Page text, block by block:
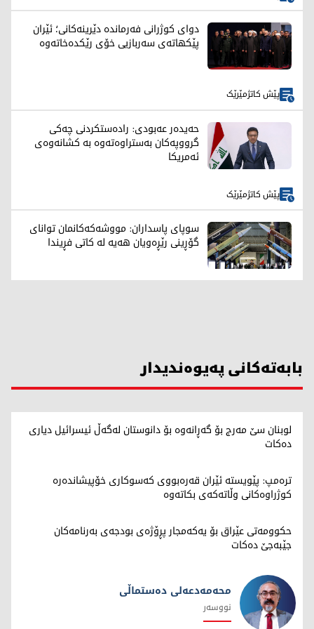
دوای کوژرانی فەرماندە دێرینەکانی؛ ئێران
پێکهاتەی سەربازیی خۆی رێکدەخاتەوە
پێش کاتژمێرێک
حەیدەر عەبودی: رادەستکردنی چەکی
گرووپەکان بەستراوەتەوە بە کشانەوەی
ئەمریکا
پێش کاتژمێرێک
سوپای پاسداران: مووشەکەکانمان توانای
گۆڕینی رێڕەویان هەیە لە کاتی فڕیندا
بابەتەکانی پەیوەندیدار
لوبنان سێ مەرج بۆ گەڕانەوە بۆ دانوستان لەگەڵ ئیسرائیل دیاری
دەکات
ترەمپ: پێویستە ئێران قەرەبووی کەسوکاری خۆپیشاندەرە
کوژراوەکانی وڵاتەکەی بکاتەوە
حکوومەتی عێراق بۆ یەکەمجار پڕۆژەی بودجەی بەرنامەکان
جێبەجێ دەکات
محەمەدعەلی دەستماڵی
نووسەر